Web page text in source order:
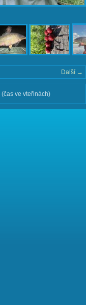
Další →
(čas ve vteřinách)